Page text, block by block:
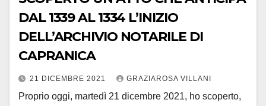
DAL 1339 AL 1334 L’INIZIO
DELL’ARCHIVIO NOTARILE DI
CAPRANICA
21 DICEMBRE 2021 GRAZIAROSA VILLANI
Proprio oggi, martedì 21 dicembre 2021, ho scoperto,